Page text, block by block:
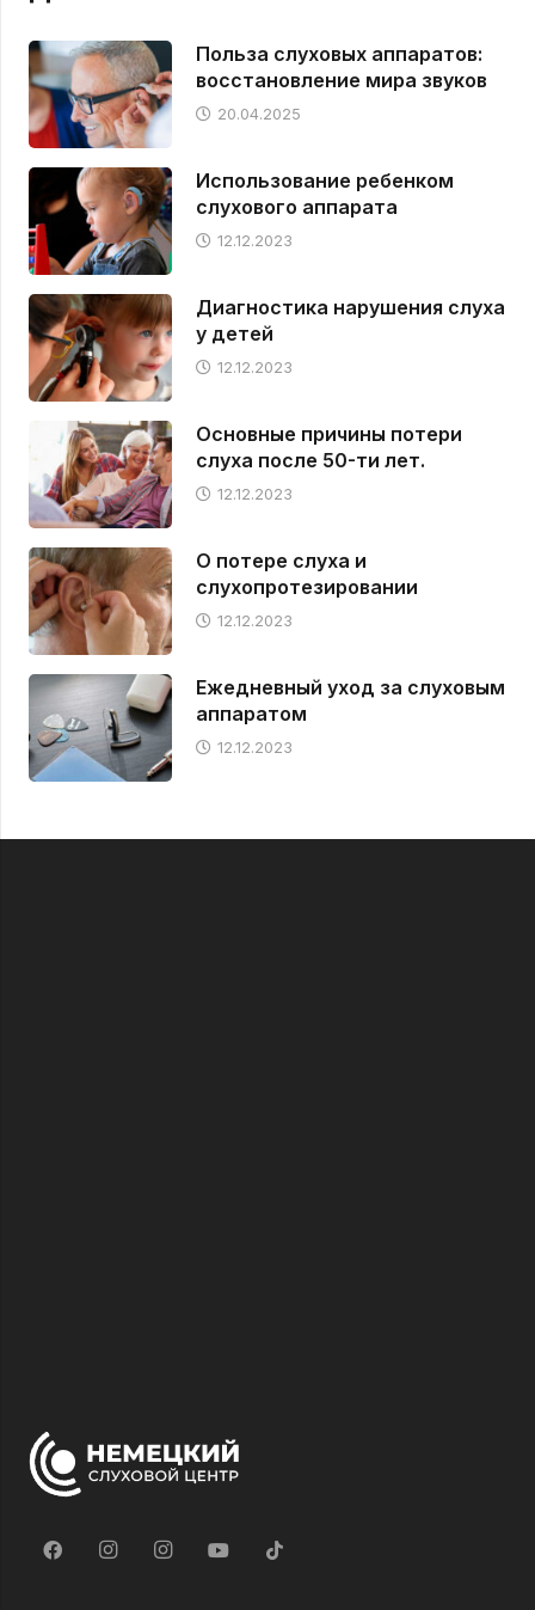
Польза слуховых аппаратов:
восстановление мира звуков
20.04.2025
Использование ребенком
слухового аппарата
12.12.2023
Диагностика нарушения слуха
у детей
12.12.2023
Основные причины потери
слуха после 50-ти лет.
12.12.2023
О потере слуха и
слухопротезировании
12.12.2023
Ежедневный уход за слуховым
аппаратом
12.12.2023